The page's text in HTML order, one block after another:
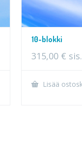
10-blokki
315,00 €
Lisää